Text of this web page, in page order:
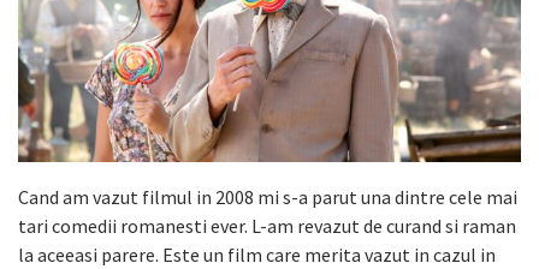
Cand am vazut filmul in 2008 mi s-a parut una dintre cele mai
tari comedii romanesti ever. L-am revazut de curand si raman
la aceeasi parere. Este un film care merita vazut in cazul in